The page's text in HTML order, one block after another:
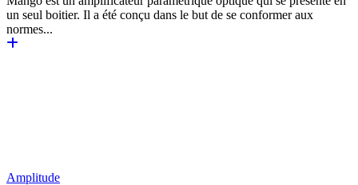
un seul boitier. Il a été conçu dans le but de se conformer aux
normes...
Amplitude